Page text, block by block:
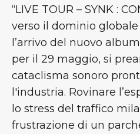
“LIVE TOUR – SYNK :
verso il dominio globale
l’arrivo del nuovo
per il 29 maggio, si
cataclisma sonoro
l'industria. Rovinare
lo stress del traffico
frustrazione di un